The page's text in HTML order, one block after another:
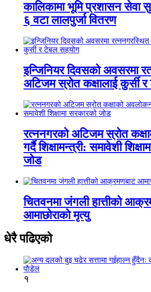
कालिकामा भूमि प्रशासन सेवा
६ वटा लालपुर्जा वितरण
इन्जिनियर दिवसको अवसरमा
अटिजम स्रोत कक्षालाई कुर्सी
रत्ननगरको अटिजम स्रोत
गर्दै शिक्षामन्त्री: समावेशी
जोड
चितवनमा जंगली हात्तीको
आमाछोराको मृत्यु
धेरै पढिएको
१